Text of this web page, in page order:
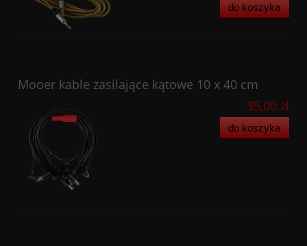
do koszyka
Mooer kable zasilające kątowe 10 x 40 cm
35,00 zł
do koszyka